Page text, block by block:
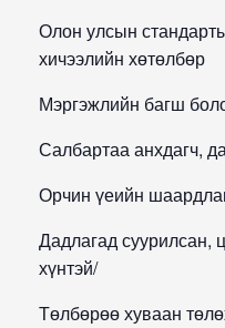
Олон улсын
хичээлийн хөтөлбөр
Мэргэжлийн багш
Салбартаа анхдагч,
Орчин үеийн
Дадлагад суурилсан,
хүнтэй/
Төлбөрөө хуваан